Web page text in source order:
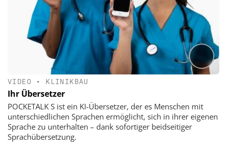
VIDEO • KLINIKBAU
Ihr Übersetzer
POCKETALK S ist ein KI-Übersetzer, der es Menschen mit
unterschiedlichen Sprachen ermöglicht, sich in ihrer eigenen
Sprache zu unterhalten – dank sofortiger beidseitiger
Sprachübersetzung.